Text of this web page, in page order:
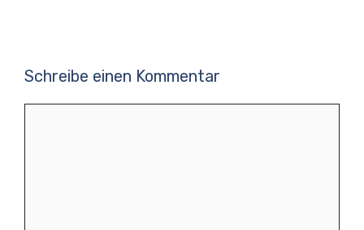
Schreibe einen Kommentar